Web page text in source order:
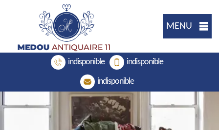
MENU
indisponible indisponible
indisponible